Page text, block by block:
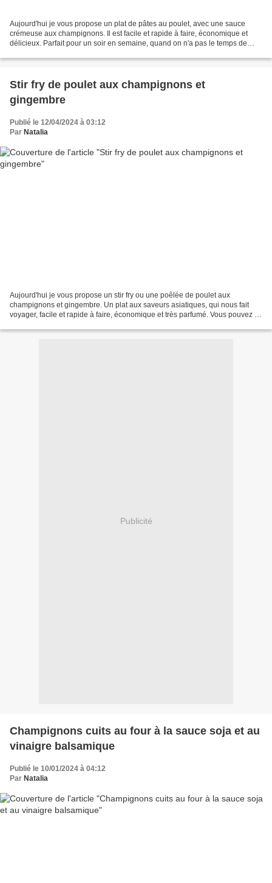
Aujourd'hui je vous propose un plat de pâtes au poulet, avec une sauce
crémeuse aux champignons. Il est facile et rapide à faire, économique et
délicieux. Parfait pour un soir en semaine, quand on n'a pas le temps de
Stir fry de poulet aux champignons et
gingembre
Publié le 12/04/2024 à 03:12
Par Natalia
Aujourd'hui je vous propose un stir fry ou une poêlée de poulet aux
champignons et gingembre. Un plat aux saveurs asiatiques, qui nous fait
voyager, facile et rapide à faire, économique et très parfumé. Vous pouvez le
Publicité
Champignons cuits au four à la sauce soja et au
vinaigre balsamique
Publié le 10/01/2024 à 04:12
Par Natalia